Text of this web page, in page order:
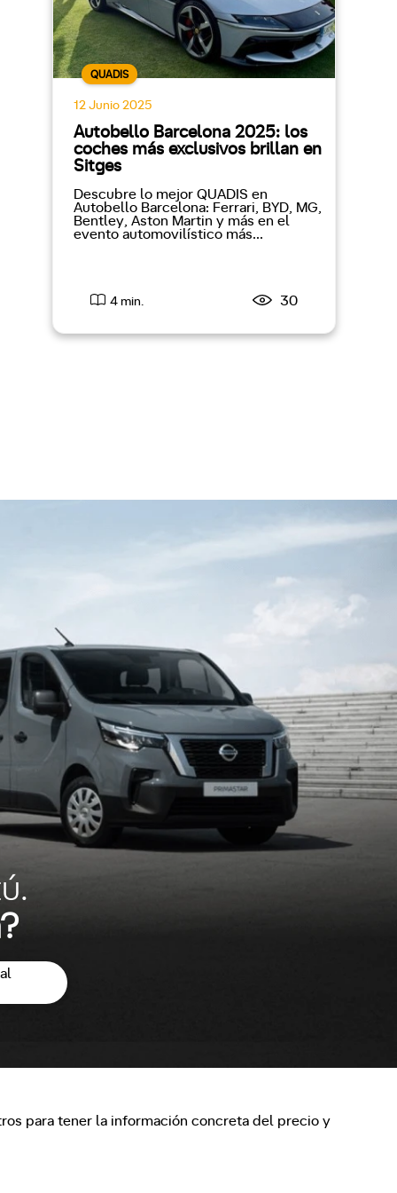
QUADIS
12 Junio 2025
Autobello Barcelona 2025: los
coches más exclusivos brillan en
Sitges
Descubre lo mejor QUADIS en
Autobello Barcelona: Ferrari, BYD, MG,
Bentley, Aston Martin y más en el
evento automovilístico más...
4 min. 30
para tener la información concreta del precio y